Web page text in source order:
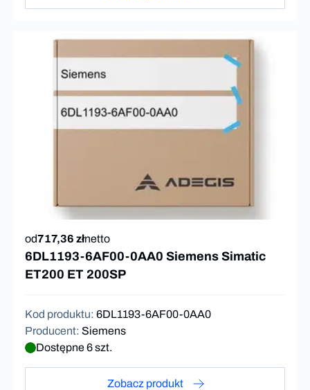
od717,36 złnetto
6DL1193-6AF00-0AA0 Siemens Simatic
ET200 ET 200SP
Kod produktu: 6DL1193-6AF00-0AA0
Producent: Siemens
Dostępne 6 szt.
Zobacz produkt